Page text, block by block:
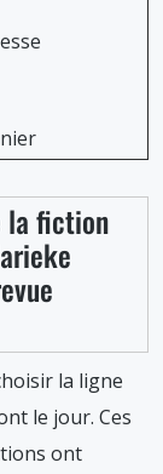
la fiction
la ligne
le jour. Ces
ont